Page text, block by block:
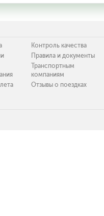
Контроль качества
Правила и документы
Транспортным
компаниям
Отзывы о поездках